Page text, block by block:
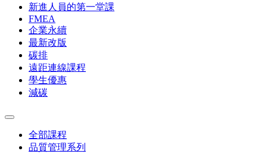
新進人員的第一堂課
FMEA
企業永續
最新改版
碳排
遠距連線課程
學生優惠
減碳
全部課程
品質管理系列